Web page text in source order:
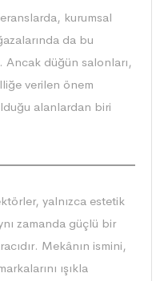
kurumsal
da bu
Ancak düğün salonları,
verilen önem
alanlardan biri
yalnızca estetik
zamanda güçlü bir
Mekânın ismini,
ışıkla